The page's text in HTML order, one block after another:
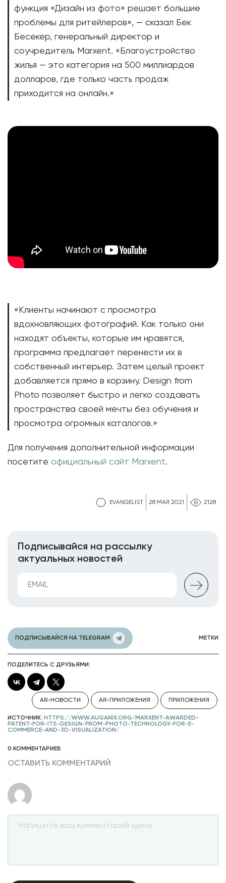
EVANGELIST 28 МАЯ 2021 2128
функция «Дизайн из фото» решает большие
проблемы для ритейлеров», — сказал Бек
Бесекер, генеральный директор и
соучредитель Marxent. «Благоустройство
жилья — это категория на 500 миллиардов
долларов, где только часть продаж
приходится на онлайн.»
«Клиенты начинают с просмотра
вдохновляющих фотографий. Как только они
находят объекты, которые им нравятся,
программа предлагает перенести их в
собственный интерьер. Затем целый проект
добавляется прямо в корзину. Design from
Photo позволяет быстро и легко создавать
пространства своей мечты без обучения и
просмотра огромных каталогов.»
Для получения дополнительной информации
посетите официальный сайт Marxent.
Подписывайся на рассылку
актуальных новостей
ПОДПИСЫВАЙСЯ НА TELEGRAM МЕТКИ
ПОДЕЛИТЕСЬ С ДРУЗЬЯМИ:
AR-НОВОСТИ AR-ПРИЛОЖЕНИЯ ПРИЛОЖЕНИЯ
ИСТОЧНИК: HTTPS://WWW.AUGANIX.ORG/MARXENT-AWARDED-
PATENT-FOR-ITS-DESIGN-FROM-PHOTO-TECHNOLOGY-FOR-E-
COMMERCE-AND-3D-VISUALIZATION/
0 КОММЕНТАРИЕВ
ОСТАВИТЬ КОММЕНТАРИЙ